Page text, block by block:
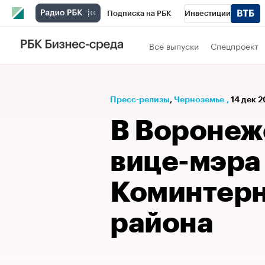
Подписка на РБК Инвестиции
РБК Вино
Проверка контрагентов
Все выпуски Спецпроект
Пресс-релизы⁠, Черноземье , 14 дек
В
вице-мэра
района